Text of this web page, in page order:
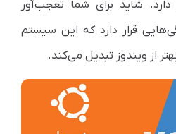
شاید برای شما تعجب‌آور
قرار دارد که این سیستم
از ویندوز تبدیل می‌کند.